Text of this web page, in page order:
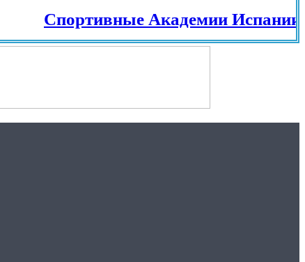
Спортивные Академии Испании.